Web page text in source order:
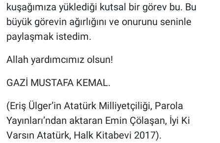
kuşağımıza yüklediği kutsal bir görev bu. Bu
büyük görevin ağırlığını ve onurunu seninle
paylaşmak istedim.
Allah yardımcımız olsun!
GAZİ MUSTAFA KEMAL.
(Eriş Ülger’in Atatürk Milliyetçiliği, Parola
Yayınları’ndan aktaran Emin Çölaşan, İyi Ki
Varsın Atatürk, Halk Kitabevi 2017).